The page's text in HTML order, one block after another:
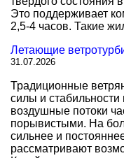
Это поддерживает
2,5-4 часов. Такие
Летающие
31.07.2026
Традиционные
силы и стабильности
воздушные потоки
порывистыми. На
сильнее и
рассматривают